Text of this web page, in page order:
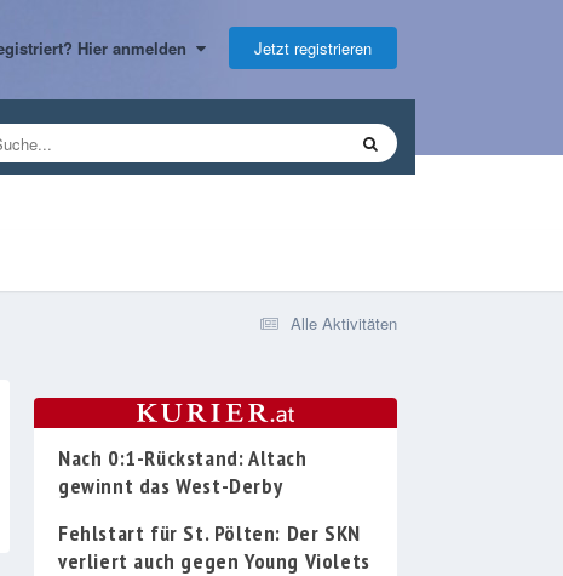
Hier anmelden Jetzt registrieren
Alle Aktivitäten
Nach 0:1-Rückstand: Altach
gewinnt das West-Derby
Fehlstart für St. Pölten: Der SKN
verliert auch gegen Young Violets